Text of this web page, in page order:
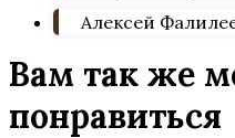
Алексей
Вам так же
понравиться